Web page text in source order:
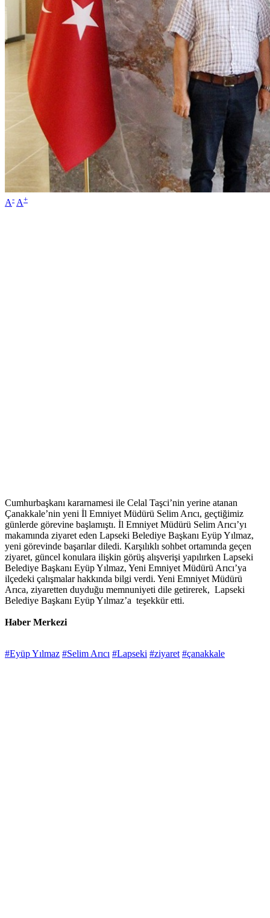
A- A+
Cumhurbaşkanı kararnamesi ile Celal Taşci’nin yerine atanan
Çanakkale’nin yeni İl Emniyet Müdürü Selim Arıcı, geçtiğimiz
günlerde görevine başlamıştı. İl Emniyet Müdürü Selim Arıcı’yı
makamında ziyaret eden Lapseki Belediye Başkanı Eyüp Yılmaz,
yeni görevinde başarılar diledi. Karşılıklı sohbet ortamında geçen
ziyaret, güncel konulara ilişkin görüş alışverişi yapılırken Lapseki
Belediye Başkanı Eyüp Yılmaz, Yeni Emniyet Müdürü Arıcı’ya
ilçedeki çalışmalar hakkında bilgi verdi. Yeni Emniyet Müdürü
Arıca, ziyaretten duyduğu memnuniyeti dile getirerek, Lapseki
Belediye Başkanı Eyüp Yılmaz’a teşekkür etti.
Haber Merkezi
#Eyüp Yılmaz #Selim Arıcı #Lapseki #ziyaret #çanakkale